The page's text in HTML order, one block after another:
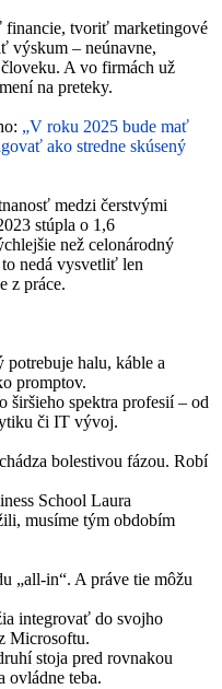
tvoriť marketingové
výskum – neúnavne,
A vo firmách už
na preteky.
„V roku 2025 bude mať
ako stredne skúsený
medzi čerstvými
stúpla o 1,6
než celonárodný
nedá vysvetliť len
z práce.
halu, káble a
promptov.
širšieho spektra profesií – od
či IT vývoj.
bolestivou fázou. Robí
School Laura
musíme tým obdobím
„all-in“. A práve tie môžu
integrovať do svojho
Microsoftu.
stoja pred rovnakou
ovládne teba.